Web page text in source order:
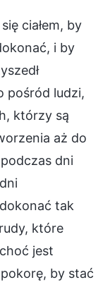
ciałem, by
i by
pośród ludzi,
którzy są
aż do
dni
tak
które
jest
by stać